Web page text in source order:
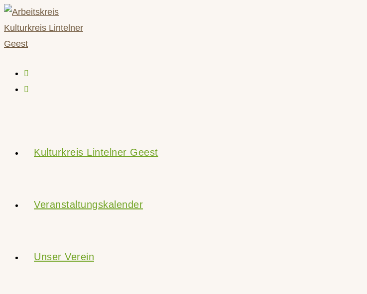
Zum
Inhalt
springen
Kulturkreis Lintelner Geest
Veranstaltungskalender
Unser Verein